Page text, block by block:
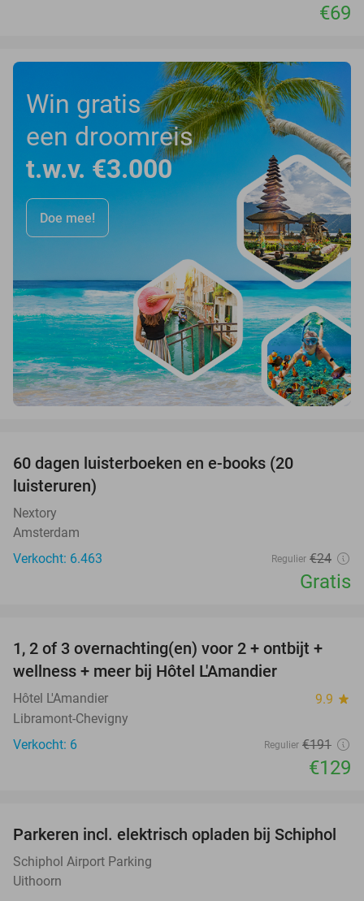
€69
Win gratis
een droomreis
t.w.v. €3.000
Doe mee!
60 dagen luisterboeken en e-books (20
luisteruren)
Nextory
Amsterdam
Verkocht: 6.463
Regulier €24
Gratis
32%
TODAY
1, 2 of 3 overnachting(en) voor 2 + ontbijt +
wellness + meer bij Hôtel L'Amandier
Hôtel L'Amandier 9.9 star
Libramont-Chevigny
Verkocht: 6
Regulier €191
€129
11%
Parkeren incl. elektrisch opladen bij Schiphol
Schiphol Airport Parking
Uithoorn